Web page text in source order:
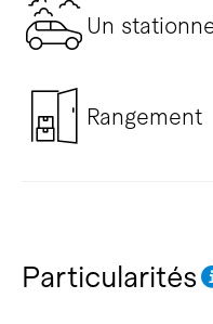
Un
Rangement
Particularités